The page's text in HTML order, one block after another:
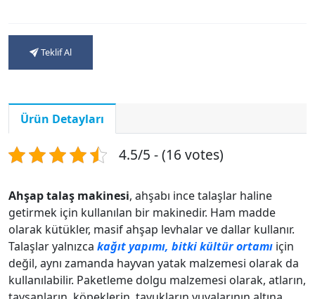
Teklif Al
Ürün Detayları
4.5/5 - (16 votes)
Ahşap talaş makinesi, ahşabı ince talaşlar haline
getirmek için kullanılan bir makinedir. Ham madde
olarak kütükler, masif ahşap levhalar ve dallar kullanır.
Talaşlar yalnızca kağıt yapımı, bitki kültür ortamı için
değil, aynı zamanda hayvan yatak malzemesi olarak da
kullanılabilir. Paketleme dolgu malzemesi olarak, atların,